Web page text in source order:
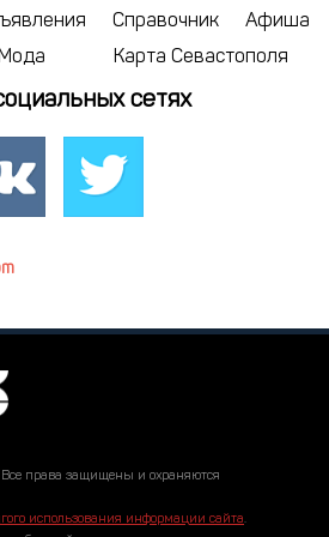
Справочник
Афиша
Мода Карта Севастополя
сетях
права защищены и охраняются
использования информации сайта.